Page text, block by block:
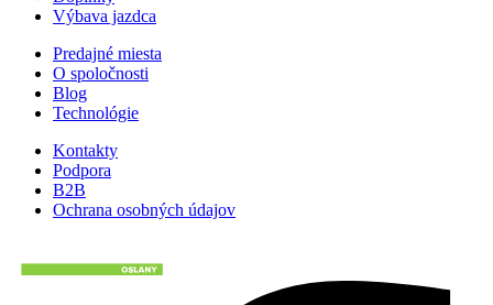
Výbava jazdca
Predajné miesta
O spoločnosti
Blog
Technológie
Kontakty
Podpora
B2B
Ochrana osobných údajov